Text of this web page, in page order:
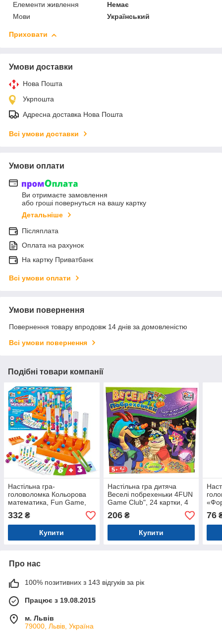
Елементи живлення
Немає
Мови
Український
Приховати
Умови доставки
Нова Пошта
Укрпошта
Адресна доставка Нова Пошта
Всі умови доставки
Умови оплати
Ви отримаєте замовлення
або гроші повернуться на вашу картку
Детальніше
Післяплата
Оплата на рахунок
На картку Приватбанк
Всі умови оплати
Умови повернення
Повернення товару впродовж 14 днів за домовленістю
Всі умови повернення
Подібні товари компанії
Настільна гра-
головоломка Кольорова
математика, Fun Game,
3+, кульки, щипці, картки,
уп. 23*6*16см (75054)
332 ₴
Купити
Настільна гра дитяча
Веселі побрехеньки 4FUN
Game Club", 24 картки, 4
окулярів, 11 ковпачків, в
кор 27*27*6см (32777)
206₴
Купити
і
76
Про нас
100% позитивних з 143 відгуків за рік
Працює з 19.08.2015
м. Львів
79000, Львів, Україна